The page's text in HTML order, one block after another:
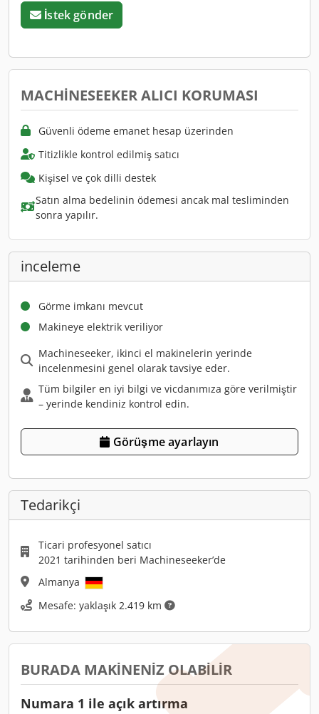
İstek gönder
MACHINESEEKER ALICI KORUMASI
Güvenli ödeme emanet hesap üzerinden
Titizlikle kontrol edilmiş satıcı
Kişisel ve çok dilli destek
Satın alma bedelinin ödemesi ancak mal tesliminden
sonra yapılır.
inceleme
Görme imkanı mevcut
Makineye elektrik veriliyor
Machineseeker, ikinci el makinelerin yerinde
incelenmesini genel olarak tavsiye eder.
Tüm bilgiler en iyi bilgi ve vicdanımıza göre verilmiştir
– yerinde kendiniz kontrol edin.
Görüşme ayarlayın
Tedarikçi
Ticari profesyonel satıcı
2021 tarihinden beri Machineseeker’de
Almanya
Mesafe: yaklaşık 2.419 km
BURADA MAKINENIZ OLABILIR
Numara 1 ile açık artırma